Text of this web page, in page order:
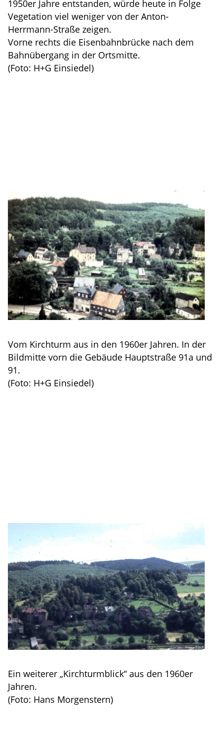
1950er Jahre entstanden, würde heute in Folge
Vegetation viel weniger von der Anton-
Herrmann-Straße zeigen.
Vorne rechts die Eisenbahnbrücke nach dem
Bahnübergang in der Ortsmitte.
(Foto: H+G Einsiedel)
Vom Kirchturm aus in den 1960er Jahren. In der
Bildmitte vorn die Gebäude Hauptstraße 91a und
91.
(Foto: H+G Einsiedel)
Ein weiterer „Kirchturmblick“ aus den 1960er
Jahren.
(Foto: Hans Morgenstern)